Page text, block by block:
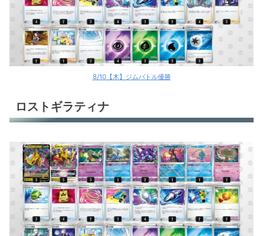
8/10【木】ジムバトル優勝
ロストギラティナ